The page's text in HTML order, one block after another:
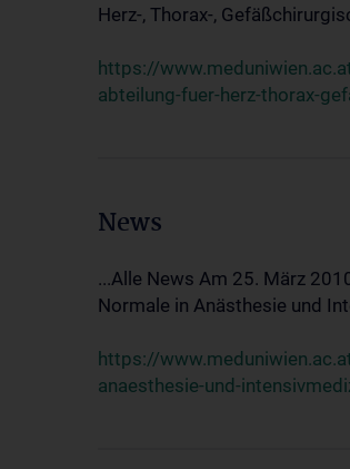
Herz-, Thorax-,
https://
abteilung-fuer-herz-thorax-
News
...Alle News Am 25. März
Normale in Anästhesie und
https://
anaesthesie-und-